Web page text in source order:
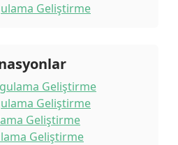
Geliştirme
Geliştirme
Geliştirme
Geliştirme
Geliştirme